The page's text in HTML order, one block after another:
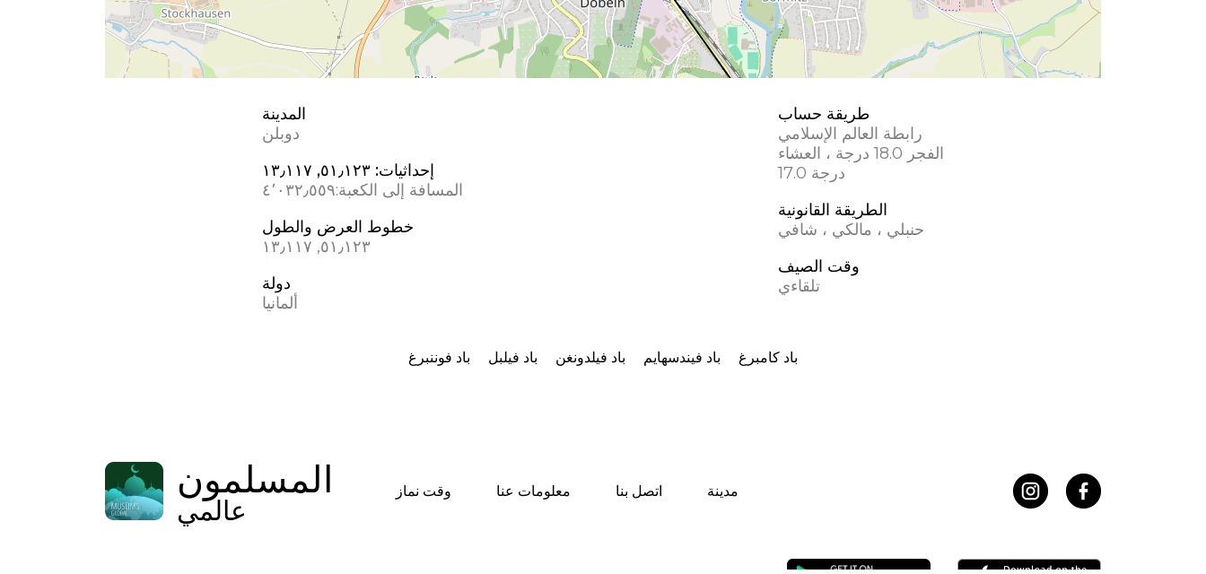
المدينة
دوبلن
إحداثيات: ٥١٫١٢٣, ١٣٫١١٧
المسافة إلى الكعبة:٤٬٠٣٢٫٥٥٩
خطوط العرض والطول
٥١٫١٢٣, ١٣٫١١٧
دولة
ألمانيا
طريقة حساب
رابطة العالم الإسلامي
الفجر 18.0 درجة ، العشاء
17.0 درجة
الطريقة القانونية
حنبلي ، مالكي ، شافي
وقت الصيف
تلقاءي
باد فوننبرغ باد فيلبل باد فيلدونغن باد فيندسهايم باد كامبرغ
المسلمون
عالمي وقت نماز معلومات عنا اتصل بنا مدينة